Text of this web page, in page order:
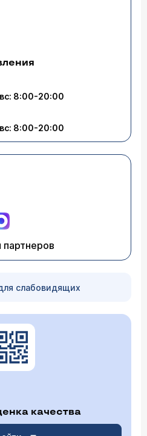
8:00-20:00
8:00-20:00
слабовидящих
качества